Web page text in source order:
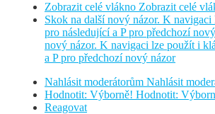
Zobrazit celé vlákno Zobrazit celé
Skok na další nový názor. K
pro následující a P pro předchozí
nový názor. K navigaci lze použít i
a P pro předchozí nový názor
Nahlásit moderátorům Nahlásit
Hodnotit: Výborně! Hodnotit:
Reagovat